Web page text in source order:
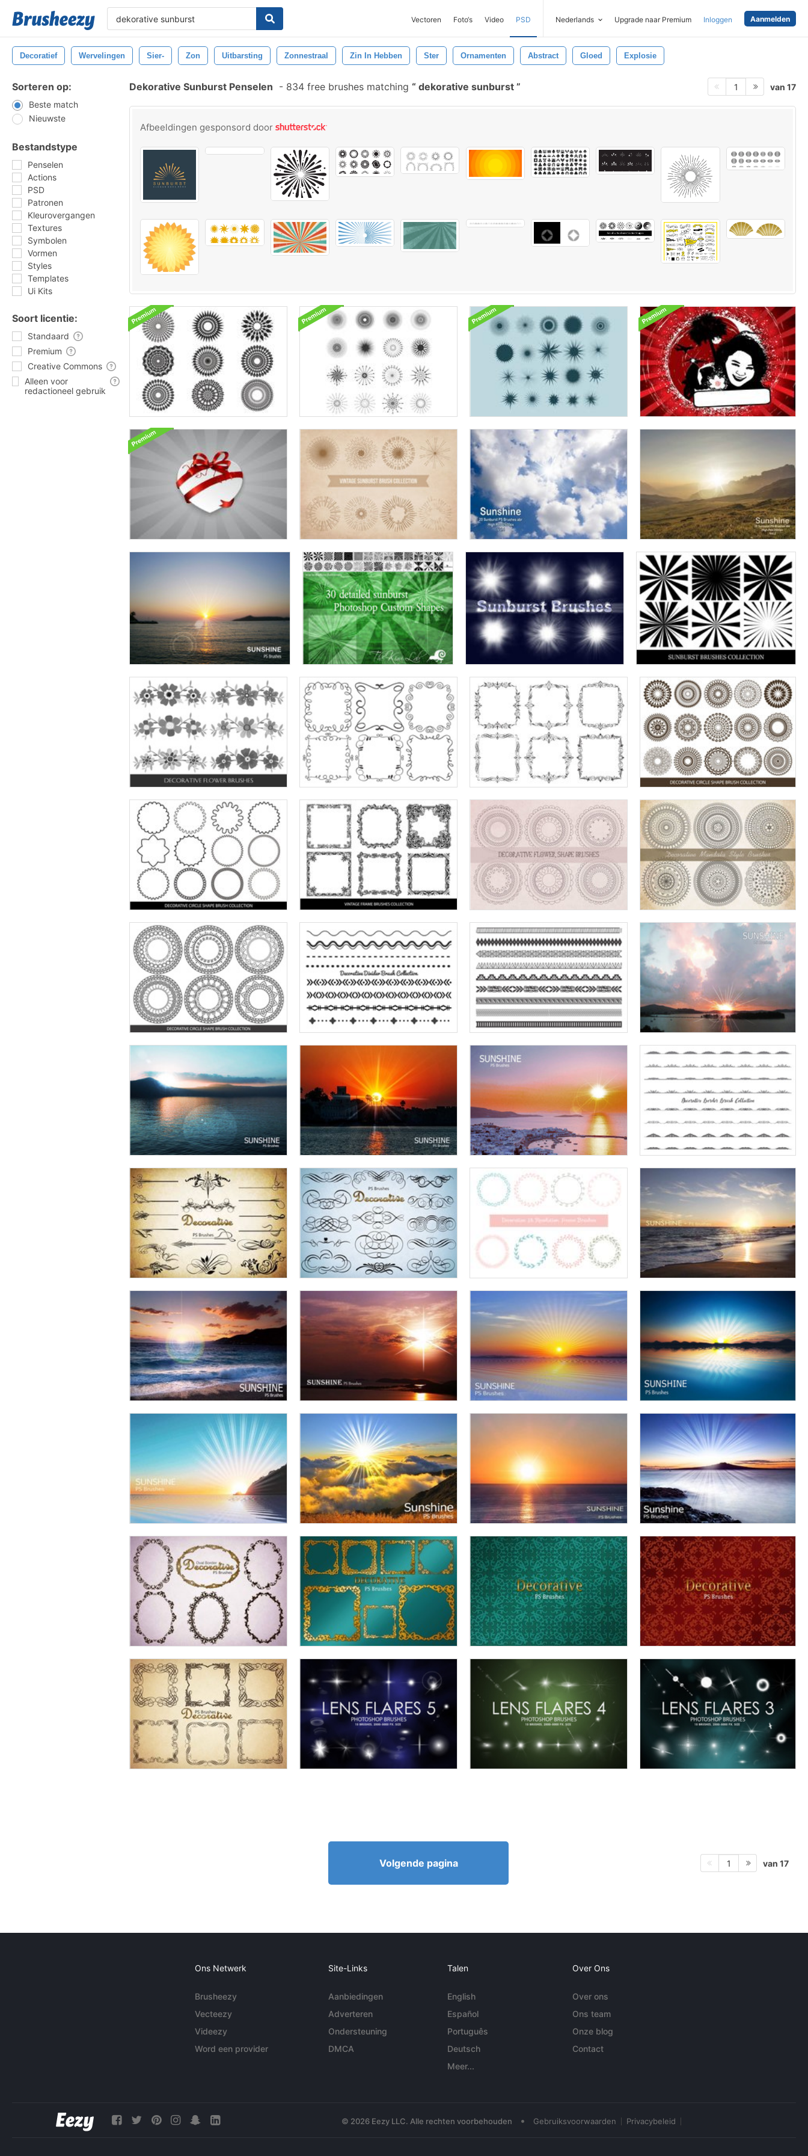
Vectoren Foto‘s Video PSD Nederlands Upgrade naar Premium Inloggen Aanmelden
Decoratief Wervelingen Sier- Zon Uitbarsting Zonnestraal Zin In Hebben Ster Ornamenten Abstract Gloed Explosie
Sorteren op:
Beste match
Nieuwste
Bestandstype
Penselen
Actions
PSD
Patronen
Kleurovergangen
Textures
Symbolen
Vormen
Styles
Templates
Ui Kits
Soort licentie:
Standaard
Premium
Creative Commons
Alleen voor
redactioneel gebruik
Dekorative Sunburst Penselen - 834 free brushes matching dekorative sunburst 1 van 17
Afbeeldingen gesponsord door
Volgende pagina 1 van 17
Ons Netwerk
Brusheezy
Vecteezy
Videezy
Word een provider
Site-Links
Aanbiedingen
Adverteren
Ondersteuning
DMCA
Talen
English
Español
Português
Deutsch
Meer...
Over Ons
Over ons
Ons team
Onze blog
Contact
© 2026 Eezy LLC. Alle rechten voorbehouden • Gebruiksvoorwaarden Privacybeleid